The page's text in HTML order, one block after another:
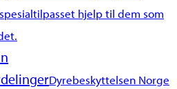
hjelp til dem som
Dyrebeskyttelsen Norge